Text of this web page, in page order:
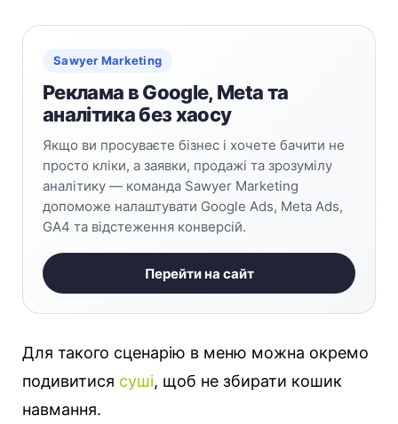
Sawyer Marketing
Реклама в Google, Meta та
аналітика без хаосу
Якщо ви просуваєте бізнес і хочете бачити не
просто кліки, а заявки, продажі та зрозумілу
аналітику — команда Sawyer Marketing
допоможе налаштувати Google Ads, Meta Ads,
GA4 та відстеження конверсій.
Перейти на сайт
Для такого сценарію в меню можна окремо
подивитися суші, щоб не збирати кошик
навмання.